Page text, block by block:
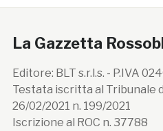
La Gazzetta
Editore: BLT s.r.l.s. - P.IVA
Testata iscritta al Tribunale
26/02/2021 n. 199/2021
Iscrizione al ROC n. 37788